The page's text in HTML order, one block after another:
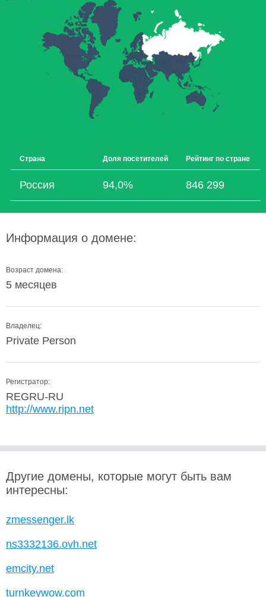
Страна Доля посетителей Рейтинг по стране
Россия 94,0% 846 299
Информация о домене:
Возраст домена:
5 месяцев
Владелец:
Private Person
Регистратор:
REGRU-RU
http://www.ripn.net
Другие домены, которые могут быть вам
интересны:
zmessenger.lk
ns3332136.ovh.net
emcity.net
turnkeywow.com